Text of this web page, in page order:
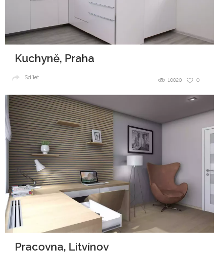
Kuchyně, Praha
0
10020
Sdílet
Pracovna, Litvínov